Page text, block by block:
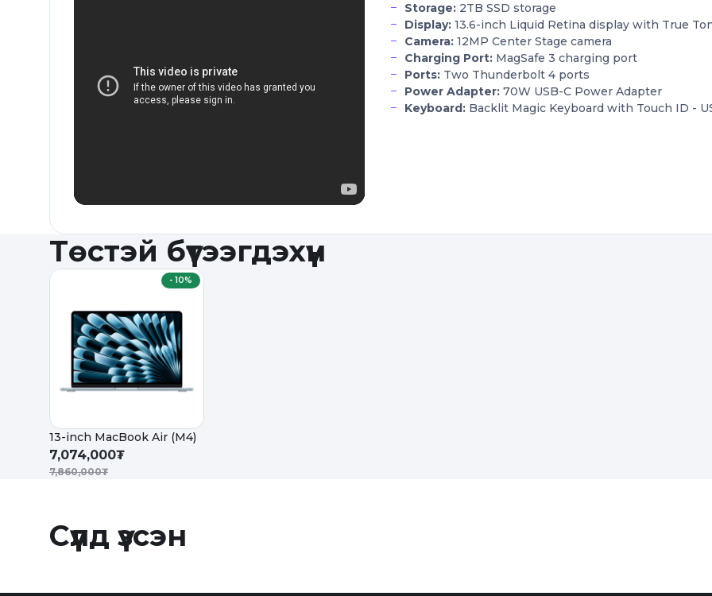
Storage:2TB SSD storage
Display:13.6-inch Liquid Retina display with True
Camera:12MP Center Stage camera
Charging Port:MagSafe 3 charging port
Ports:Two Thunderbolt 4 ports
Power Adapter:70W USB-C Power Adapter
Keyboard:Backlit Magic Keyboard with Touch ID -
Төстэй бүтээгдэхүүн
- 10%
13-inch MacBook Air (M4)
7,074,000₮
7,860,000₮
Сүүлд үзсэн